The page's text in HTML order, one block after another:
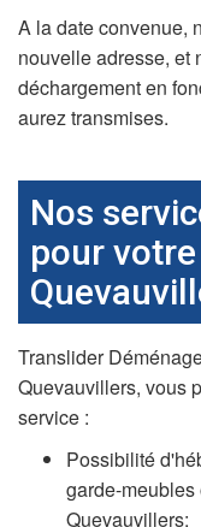
A la date convenue,
nouvelle adresse, et
déchargement en
aurez transmises.
Nos
pour
Translider
Quevauvillers, vous
service :
Possibilité
garde-
Quevauvillers;